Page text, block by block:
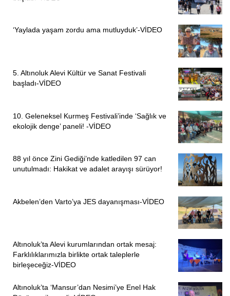
‘Yaylada yaşam zordu ama mutluyduk’-VİDEO
5. Altınoluk Alevi Kültür ve Sanat Festivali
başladı-VİDEO
10. Geleneksel Kurmeş Festivali’inde ‘Sağlık ve
ekolojik denge’ paneli! -VİDEO
88 yıl önce Zini Gediği’nde katledilen 97 can
unutulmadı: Hakikat ve adalet arayışı sürüyor!
Akbelen’den Varto’ya JES dayanışması-VİDEO
Altınoluk’ta Alevi kurumlarından ortak mesaj:
Farklılıklarımızla birlikte ortak taleplerle
birleşeceğiz-VİDEO
Altınoluk’ta ‘Mansur’dan Nesimi’ye Enel Hak